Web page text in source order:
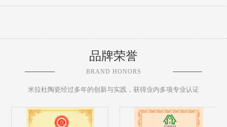
品牌荣誉
BRAND HONORS
米拉杜陶瓷经过多年的创新与实践，获得业内多项专业认证